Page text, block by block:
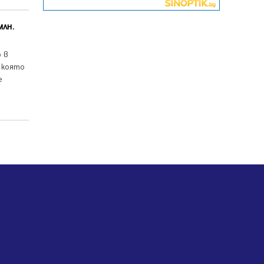
в
06.08.2026, 07:51